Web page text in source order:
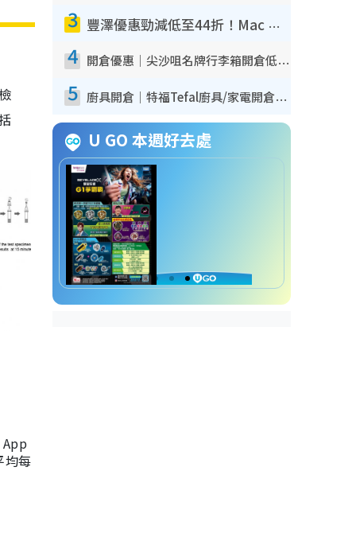
均每
3 豐澤優惠勁減低至44折！Mac mini/iPhone17Pro大減價！廚房家電$220起
4 開倉優惠｜尖沙咀名牌行李箱開倉低至4折！一連5日 American Tourister/ace./Hallmark $200起！
5 廚具開倉｜特福Tefal廚具/家電開倉低至3折！$220起買平底鍋/炒鑊/湯煲！電飯煲/吸塵機/燙斗$418起
U GO 本週好去處